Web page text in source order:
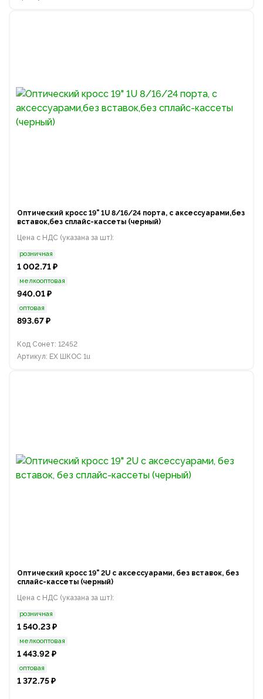
Оптический кросс 19" 1U 8/16/24 порта, с аксессуарами,без
вставок,без сплайс-кассеты (черный)
Цена с НДС (указана за шт):
розничная
1 002.71 ₽
мелкооптовая
940.01 ₽
оптовая
893.67 ₽
Код Сонет: 12452
Артикул: EX ШКОС 1u
Оптический кросс 19" 2U с аксессуарами, без вставок, без
сплайс-кассеты (черный)
Цена с НДС (указана за шт):
розничная
1 540.23 ₽
мелкооптовая
1 443.92 ₽
оптовая
1 372.75 ₽